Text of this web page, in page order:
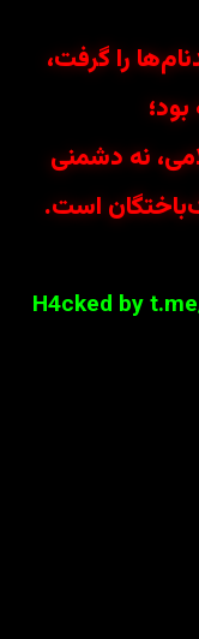
را گرفت،
نه دشمنی
است.
H4cked by